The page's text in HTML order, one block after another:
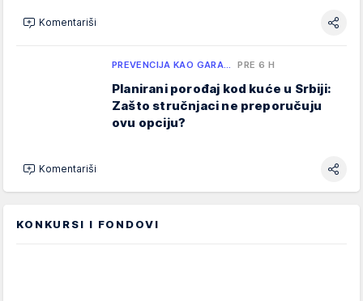
Komentariši
PREVENCIJA KAO GARA… PRE 6 H
Planirani porođaj kod kuće u Srbiji:
Zašto stručnjaci ne preporučuju
ovu opciju?
Komentariši
KONKURSI I FONDOVI